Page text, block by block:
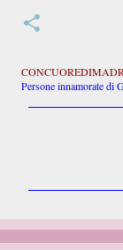
Persone innamorate di
n
t